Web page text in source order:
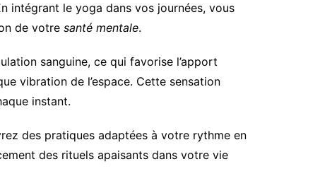
intégrant le yoga dans vos journées, vous
de votre santé mentale.
sanguine, ce qui favorise l’apport
vibration de l’espace. Cette sensation
instant.
des pratiques adaptées à votre rythme en
des rituels apaisants dans votre vie